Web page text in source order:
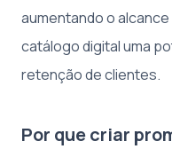
aumentando o
catálogo digital uma
retenção de clientes.
Por que criar